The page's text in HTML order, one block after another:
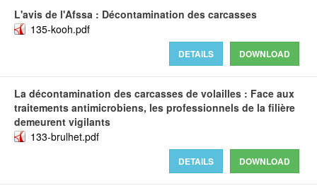
L'avis de l'Afssa : Décontamination des carcasses
135-kooh.pdf
DOWNLOAD
DETAILS
La décontamination des carcasses de volailles : Face aux
traitements antimicrobiens, les professionnels de la filière
demeurent vigilants
133-brulhet.pdf
DOWNLOAD
DETAILS